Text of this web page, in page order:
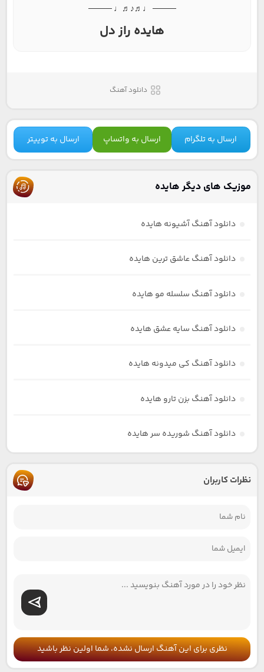
──── ♩♬♪♬♩ ────
هایده راز دل
دانلود آهنگ
ارسال به تلگرام ارسال به واتساپ ارسال به توییتر
موزیک های دیگر هایده
دانلود آهنگ آشیونه هایده
دانلود آهنگ عاشق ترین هایده
دانلود آهنگ سلسله مو هایده
دانلود آهنگ سایه عشق هایده
دانلود آهنگ کی میدونه هایده
دانلود آهنگ بزن تارو هایده
دانلود آهنگ شوریده سر هایده
نظرات کاربران
نظری برای این آهنگ ارسال نشده، شما اولین نظر باشید